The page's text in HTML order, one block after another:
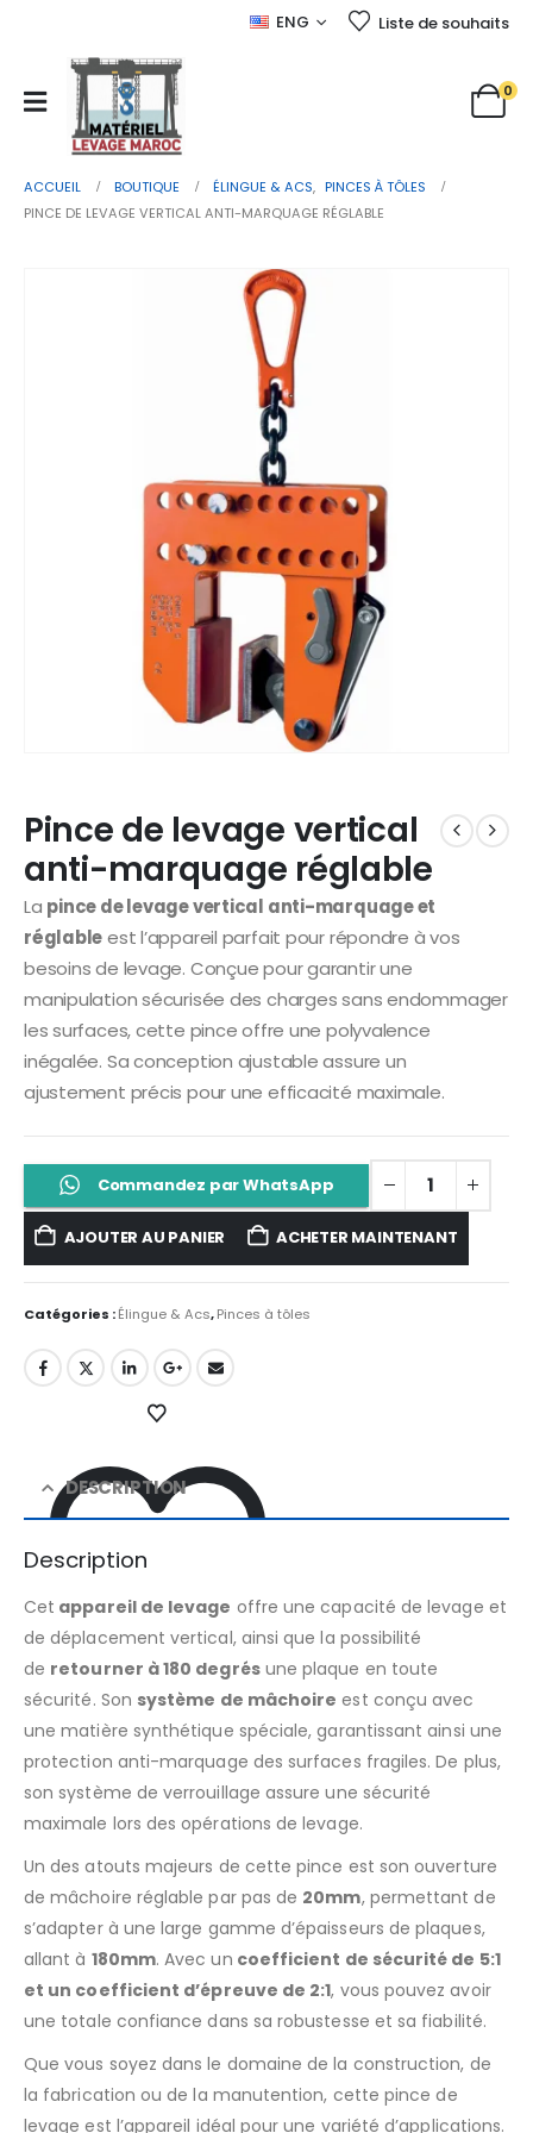
ENG Liste de souhaits
0
ACCUEIL BOUTIQUE ÉLINGUE & ACS, PINCES À TÔLES
PINCE DE LEVAGE VERTICAL ANTI-MARQUAGE RÉGLABLE
Pince de levage vertical
anti-marquage réglable
La pince de levage vertical anti-marquage et
réglableest l’appareil parfait pour répondre à vos
besoins de levage. Conçue pour garantir une
manipulation sécurisée des charges sans endommager
les surfaces, cette pince offre une polyvalence
inégalée. Sa conception ajustable assure un
ajustement précis pour une efficacité maximale.
Commandez par WhatsApp
AJOUTER AU PANIER ACHETER MAINTENANT
Catégories :Élingue & Acs,Pinces à tôles
AJOUTER À LA LISTE D’ENVIES
DESCRIPTION
Description
Cet appareil de levage offre une capacité de levage et
de déplacement vertical, ainsi que la possibilité
de retourner à 180 degrésune plaque en toute
sécurité. Son système de mâchoire est conçu avec
une matière synthétique spéciale, garantissant ainsi une
protection anti-marquage des surfaces fragiles. De plus,
son système de verrouillage assure une sécurité
maximale lors des opérations de levage.
Un des atouts majeurs de cette pince est son ouverture
de mâchoire réglable par pas de 20mm, permettant de
s’adapter à une large gamme d’épaisseurs de plaques,
allant à 180mm. Avec un coefficient de sécurité de 5:1
et un coefficient d’épreuve de 2:1, vous pouvez avoir
une totale confiance dans sa robustesse et sa fiabilité.
Que vous soyez dans le domaine de la construction, de
la fabrication ou de la manutention, cette pince de
levage est l’appareil idéal pour une variété d’applications.